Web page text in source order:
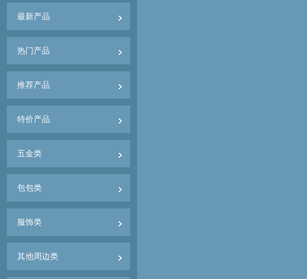
最新产品
热门产品
推荐产品
特价产品
五金类
包包类
服饰类
其他周边类